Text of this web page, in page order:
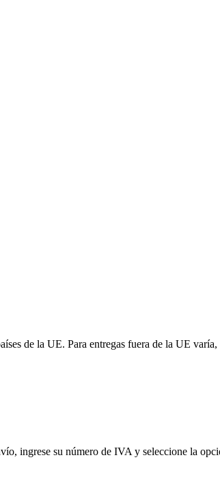
de la UE. Para entregas fuera de la UE
ingrese su número de IVA y seleccione la